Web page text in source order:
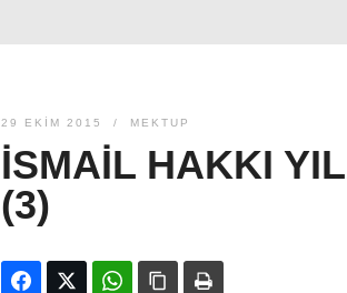
29 EKIM 2015 MEKTUP
İSMAIL HAKKI
(3)
FacebookTwitter WhatsAppBağlanıyı kopyala